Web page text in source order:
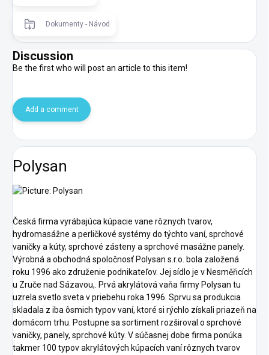
Dokumenty - Návod
Discussion
Be the first who will post an article to this item!
Add a comment
Polysan
Česká firma vyrábajúca kúpacie vane rôznych tvarov,
hydromasážne a perličkové systémy do týchto vaní, sprchové
vaničky a kúty, sprchové zásteny a sprchové masážne panely.
Výrobná a obchodná spoločnosť Polysan s.r.o. bola založená
roku 1996 ako združenie podnikateľov. Jej sídlo je v Nesměřicích
u Zruče nad Sázavou,. Prvá akrylátová vaňa firmy Polysan tu
uzrela svetlo sveta v priebehu roka 1996. Sprvu sa produkcia
skladala z iba ôsmich typov vaní, ktoré si rýchlo získali priazeň na
domácom trhu. Postupne sa sortiment rozširoval o sprchové
vaničky, panely, sprchové kúty. V súčasnej dobe firma ponúka
takmer 100 typov akrylátových kúpacích vaní rôznych tvarov